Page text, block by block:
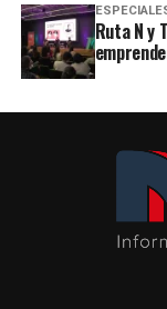
Ruta N y